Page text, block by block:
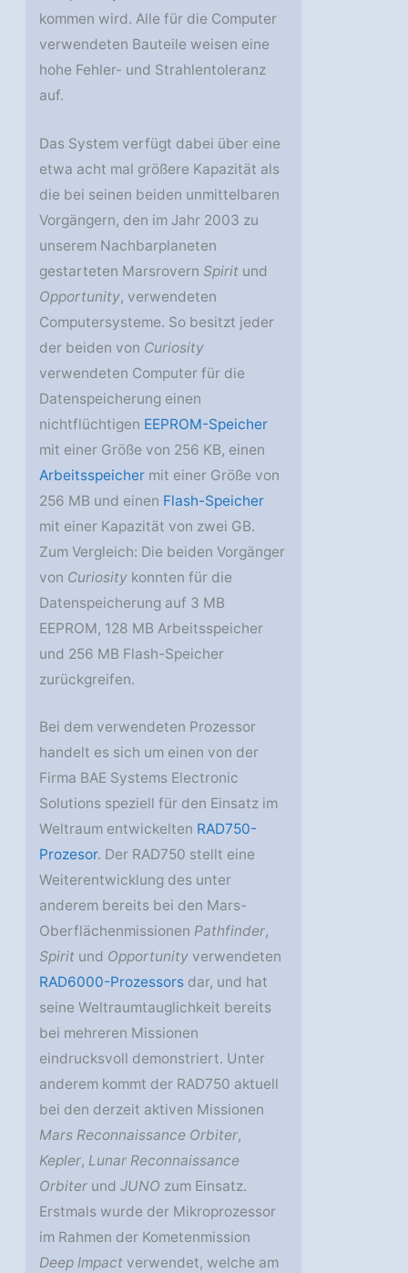
kommen wird. Alle für die Computer
verwendeten Bauteile weisen eine
hohe Fehler- und Strahlentoleranz
auf.
Das System verfügt dabei über eine
etwa acht mal größere Kapazität als
die bei seinen beiden unmittelbaren
Vorgängern, den im Jahr 2003 zu
unserem Nachbarplaneten
gestarteten MarsrovernSpirit und
Opportunity, verwendeten
Computersysteme. So besitzt jeder
der beiden von Curiosity
verwendeten Computer für die
Datenspeicherung einen
nichtflüchtigen EEPROM-Speicher
mit einer Größe von 256 KB, einen
Arbeitsspeicher mit einer Größe von
256 MB und einen Flash-Speicher
mit einer Kapazität von zwei GB.
Zum Vergleich: Die beiden Vorgänger
von Curiosity konnten für die
Datenspeicherung auf 3 MB
EEPROM, 128 MB Arbeitsspeicher
und 256 MB Flash-Speicher
zurückgreifen.
Bei dem verwendeten Prozessor
handelt es sich um einen von der
Firma BAE Systems Electronic
Solutions speziell für den Einsatz im
Weltraum entwickelten RAD750-
Prozesor. Der RAD750 stellt eine
Weiterentwicklung des unter
anderem bereits bei den Mars-
OberflächenmissionenPathfinder,
Spirit und Opportunity verwendeten
RAD6000-Prozessors dar, und hat
seine Weltraumtauglichkeit bereits
bei mehreren Missionen
eindrucksvoll demonstriert. Unter
anderem kommt der RAD750 aktuell
bei den derzeit aktiven Missionen
Mars Reconnaissance Orbiter,
Kepler,Lunar Reconnaissance
Orbiter undJUNO zum Einsatz.
Erstmals wurde der Mikroprozessor
im Rahmen der Kometenmission
Deep Impact verwendet, welche am